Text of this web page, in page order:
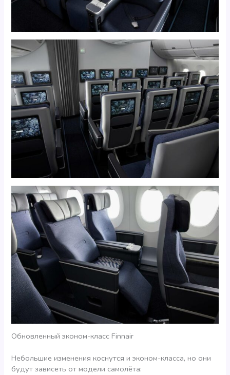
Обновленный эконом-класс Finnair
Небольшие изменения коснутся и эконом-класса, но они
будут зависеть от модели самолёта: